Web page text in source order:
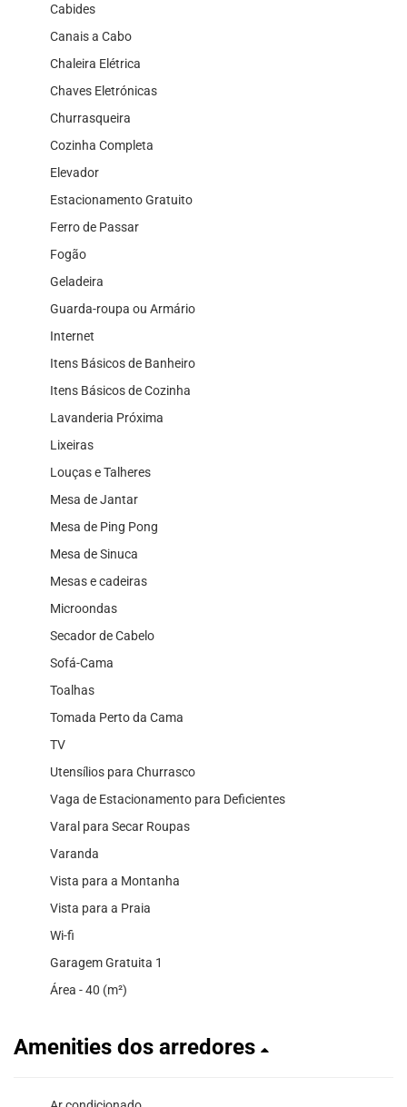
Cabides
Canais a Cabo
Chaleira Elétrica
Chaves Eletrónicas
Churrasqueira
Cozinha Completa
Elevador
Estacionamento Gratuito
Ferro de Passar
Fogão
Geladeira
Guarda-roupa ou Armário
Internet
Itens Básicos de Banheiro
Itens Básicos de Cozinha
Lavanderia Próxima
Lixeiras
Louças e Talheres
Mesa de Jantar
Mesa de Ping Pong
Mesa de Sinuca
Mesas e cadeiras
Microondas
Secador de Cabelo
Sofá-Cama
Toalhas
Tomada Perto da Cama
TV
Utensílios para Churrasco
Vaga de Estacionamento para Deficientes
Varal para Secar Roupas
Varanda
Vista para a Montanha
Vista para a Praia
Wi-fi
Garagem Gratuita 1
Área - 40 (m²)
Amenities dos arredores